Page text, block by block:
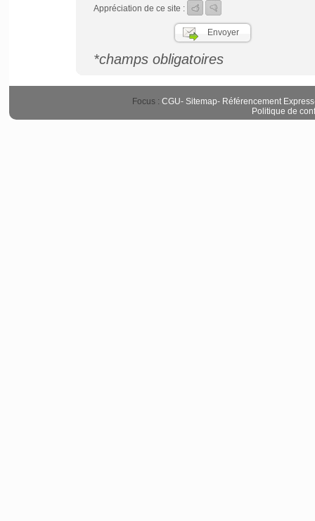
Appréciation de ce site :
*champs obligatoires
Focus : CGU- Sitemap- Référencement Express
Politique de